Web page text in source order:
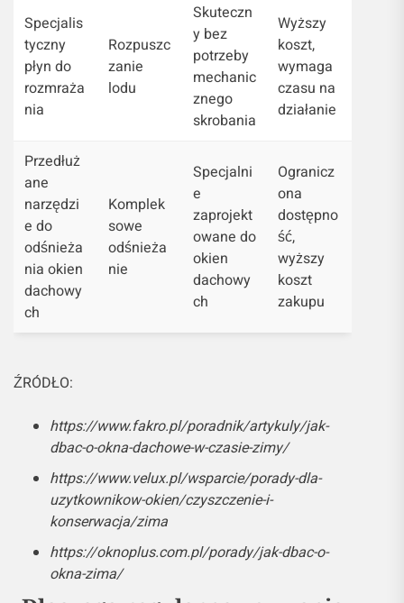
Specjalis
tyczny
płyn do
rozmraża
nia
Rozpuszc
zanie
lodu
Skuteczn
y bez
potrzeby
mechanic
znego
skrobania
Wyższy
koszt,
wymaga
czasu na
działanie
Przedłuż
ane
narzędzi
e do
odśnieża
nia okien
dachowy
ch
Komplek
sowe
odśnieża
nie
Specjalni
e
zaprojekt
owane do
okien
dachowy
ch
Ogranicz
ona
dostępno
ść,
wyższy
koszt
zakupu
ŹRÓDŁO:
https://www.fakro.pl/poradnik/artykuly/jak-
dbac-o-okna-dachowe-w-czasie-zimy/
https://www.velux.pl/wsparcie/porady-dla-
uzytkownikow-okien/czyszczenie-i-
konserwacja/zima
https://oknoplus.com.pl/porady/jak-dbac-o-
okna-zima/